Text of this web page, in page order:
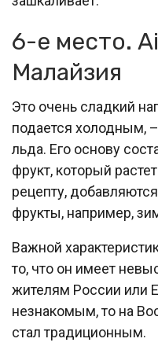
6-е место.
Малайзия
Это очень сладкий
подается холодным,
льда. Его основу
фрукт, который
рецепту,
фрукты, например,
Важной
то, что он имеет
жителям России или
незнакомым, то на
стал традиционным.